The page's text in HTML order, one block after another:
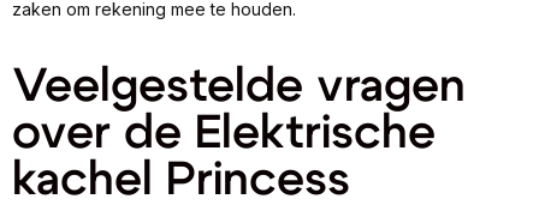
zaken om rekening mee te houden.
Veelgestelde vragen
over de Elektrische
kachel Princess